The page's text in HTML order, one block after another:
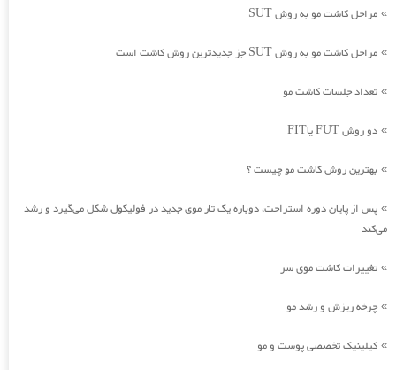
» مراحل کاشت مو به روش SUT
» مراحل کاشت مو به روش SUT جز جدیدترین روش کاشت است
» تعداد جلسات کاشت مو
» دو روش FUT یاFIT
» بهترین روش کاشت مو چیست ؟
» پس از پایان دوره استراحت، دوباره یک تار موی جدید در فولیکول شکل می‌گیرد و رشد
می‌کند
» تغییرات کاشت موی سر
» چرخه ریزش و رشد مو
» کیلینیک تخصصی پوست و مو